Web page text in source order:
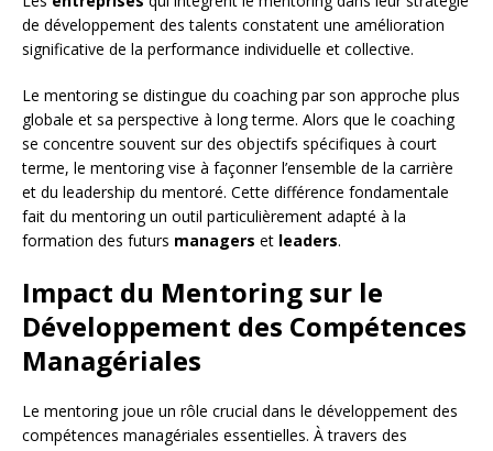
de développement des talents constatent une amélioration
significative de la performance individuelle et collective.
Le mentoring se distingue du coaching par son approche plus
globale et sa perspective à long terme. Alors que le coaching
se concentre souvent sur des objectifs spécifiques à court
terme, le mentoring vise à façonner l’ensemble de la carrière
et du leadership du mentoré. Cette différence fondamentale
fait du mentoring un outil particulièrement adapté à la
formation des futurs managers et leaders.
Impact du Mentoring sur le
Développement des Compétences
Managériales
Le mentoring joue un rôle crucial dans le développement des
compétences managériales essentielles. À travers des